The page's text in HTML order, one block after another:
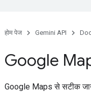
होम पेज Gemini API
Google
Google Maps से सटीक